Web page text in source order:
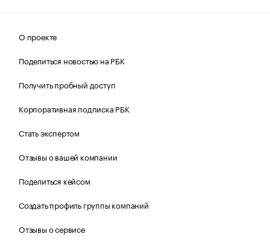
О проекте
Поделиться новостью на РБК
Получить пробный доступ
Корпоративная подписка РБК
Стать экспертом
Отзывы о вашей компании
Поделиться кейсом
Создать профиль группы компаний
Отзывы о сервисе